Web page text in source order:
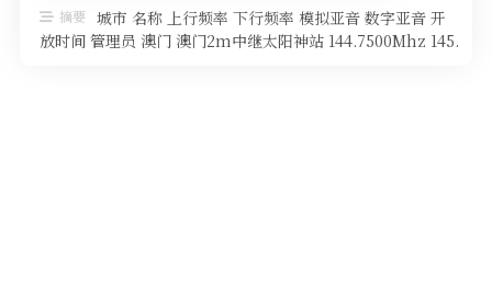
软件
摘要 城市 名称 上行频率 下行频率 模拟亚音 数字亚音 开
放时间 管理员 澳门 澳门2m中继太阳神站 144.7500Mhz 145.